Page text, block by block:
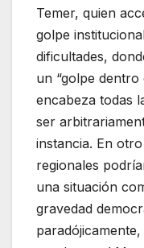
Temer, quien
golpe
dificultades,
un “golpe dentro
encabeza todas
ser
instancia. En
regionales
una situación
gravedad